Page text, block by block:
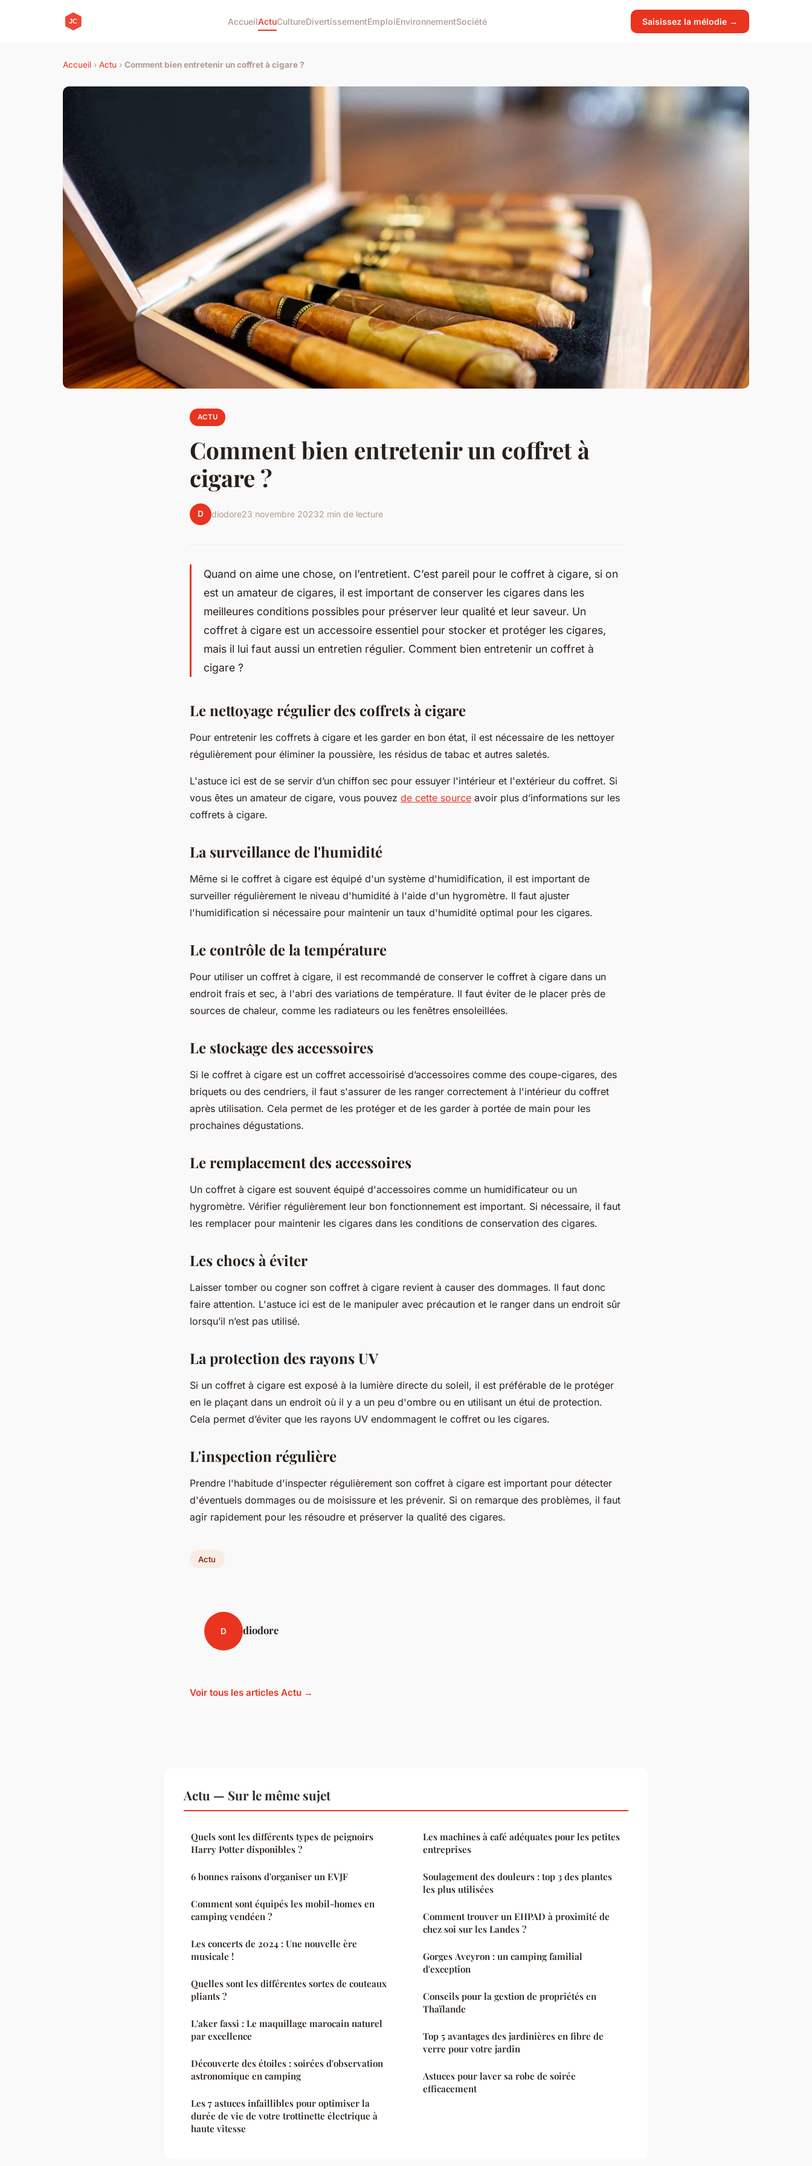
AccueilActuCultureDivertissementEmploiEnvironnementSociété Saisissez la mélodie →
Accueil › Actu › Comment bien entretenir un coffret à cigare ?
ACTU
Comment bien entretenir un coffret à
cigare ?
D diodore23 novembre 20232 min de lecture
Quand on aime une chose, on l’entretient. C’est pareil pour le coffret à cigare, si on
est un amateur de cigares, il est important de conserver les cigares dans les
meilleures conditions possibles pour préserver leur qualité et leur saveur. Un
coffret à cigare est un accessoire essentiel pour stocker et protéger les cigares,
mais il lui faut aussi un entretien régulier. Comment bien entretenir un coffret à
cigare ?
Le nettoyage régulier des coffrets à cigare
Pour entretenir les coffrets à cigare et les garder en bon état, il est nécessaire de les nettoyer
régulièrement pour éliminer la poussière, les résidus de tabac et autres saletés.
L'astuce ici est de se servir d’un chiffon sec pour essuyer l'intérieur et l'extérieur du coffret. Si
vous êtes un amateur de cigare, vous pouvez de cette source avoir plus d’informations sur les
coffrets à cigare.
La surveillance de l'humidité
Même si le coffret à cigare est équipé d'un système d'humidification, il est important de
surveiller régulièrement le niveau d'humidité à l'aide d'un hygromètre. Il faut ajuster
l'humidification si nécessaire pour maintenir un taux d'humidité optimal pour les cigares.
Le contrôle de la température
Pour utiliser un coffret à cigare, il est recommandé de conserver le coffret à cigare dans un
endroit frais et sec, à l'abri des variations de température. Il faut éviter de le placer près de
sources de chaleur, comme les radiateurs ou les fenêtres ensoleillées.
Le stockage des accessoires
Si le coffret à cigare est un coffret accessoirisé d’accessoires comme des coupe-cigares, des
briquets ou des cendriers, il faut s'assurer de les ranger correctement à l'intérieur du coffret
après utilisation. Cela permet de les protéger et de les garder à portée de main pour les
prochaines dégustations.
Le remplacement des accessoires
Un coffret à cigare est souvent équipé d'accessoires comme un humidificateur ou un
hygromètre. Vérifier régulièrement leur bon fonctionnement est important. Si nécessaire, il faut
les remplacer pour maintenir les cigares dans les conditions de conservation des cigares.
Les chocs à éviter
Laisser tomber ou cogner son coffret à cigare revient à causer des dommages. Il faut donc
faire attention. L'astuce ici est de le manipuler avec précaution et le ranger dans un endroit sûr
lorsqu’il n’est pas utilisé.
La protection des rayons UV
Si un coffret à cigare est exposé à la lumière directe du soleil, il est préférable de le protéger
en le plaçant dans un endroit où il y a un peu d'ombre ou en utilisant un étui de protection.
Cela permet d’éviter que les rayons UV endommagent le coffret ou les cigares.
L'inspection régulière
Prendre l'habitude d'inspecter régulièrement son coffret à cigare est important pour détecter
d'éventuels dommages ou de moisissure et les prévenir. Si on remarque des problèmes, il faut
agir rapidement pour les résoudre et préserver la qualité des cigares.
Actu
D diodore
Voir tous les articles Actu →
Actu — Sur le même sujet
Quels sont les différents types de peignoirs
Harry Potter disponibles ?
6 bonnes raisons d'organiser un EVJF
Comment sont équipés les mobil-homes en
camping vendéen ?
Les concerts de 2024 : Une nouvelle ère
musicale !
Quelles sont les différentes sortes de couteaux
pliants ?
L'aker fassi : Le maquillage marocain naturel
par excellence
Découverte des étoiles : soirées d'observation
astronomique en camping
Les 7 astuces infaillibles pour optimiser la
durée de vie de votre trottinette électrique à
haute vitesse
Les machines à café adéquates pour les petites
entreprises
Soulagement des douleurs : top 3 des plantes
les plus utilisées
Comment trouver un EHPAD à proximité de
chez soi sur les Landes ?
Gorges Aveyron : un camping familial
d'exception
Conseils pour la gestion de propriétés en
Thaïlande
Top 5 avantages des jardinières en fibre de
verre pour votre jardin
Astuces pour laver sa robe de soirée
efficacement